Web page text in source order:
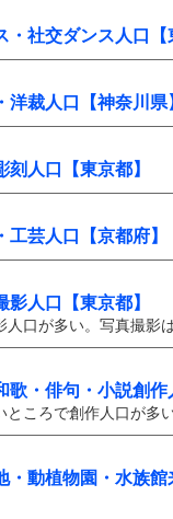
・社交ダンス人口【
洋裁人口【神奈川県
人口【東京都】
芸人口【京都府】
人口【東京都】
口が多い。写真撮影
歌・俳句・小説創作
ところで創作人口が多
・動植物園・水族